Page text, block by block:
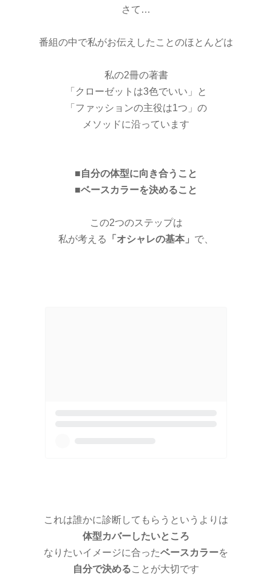
さて…
番組の中で私がお伝えしたことのほとんどは
私の2冊の著書
「クローゼットは3色でいい」と
「ファッションの主役は1つ」の
メソッドに沿っています
■自分の体型に向き合うこと
■ベースカラーを決めること
この2つのステップは
私が考える
「オシャレの基本」 で、
これは誰かに診断してもらうというよりは
体型カバーしたいところ
なりたいイメージに合ったベースカラーを
自分で決めることが大切です